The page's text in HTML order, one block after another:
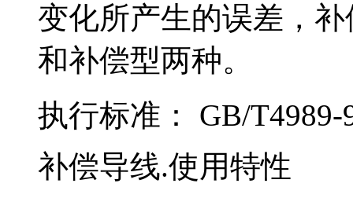
变化所产生的误差
和补偿型两种。
执行标准： GB/
补偿导线.使用特性